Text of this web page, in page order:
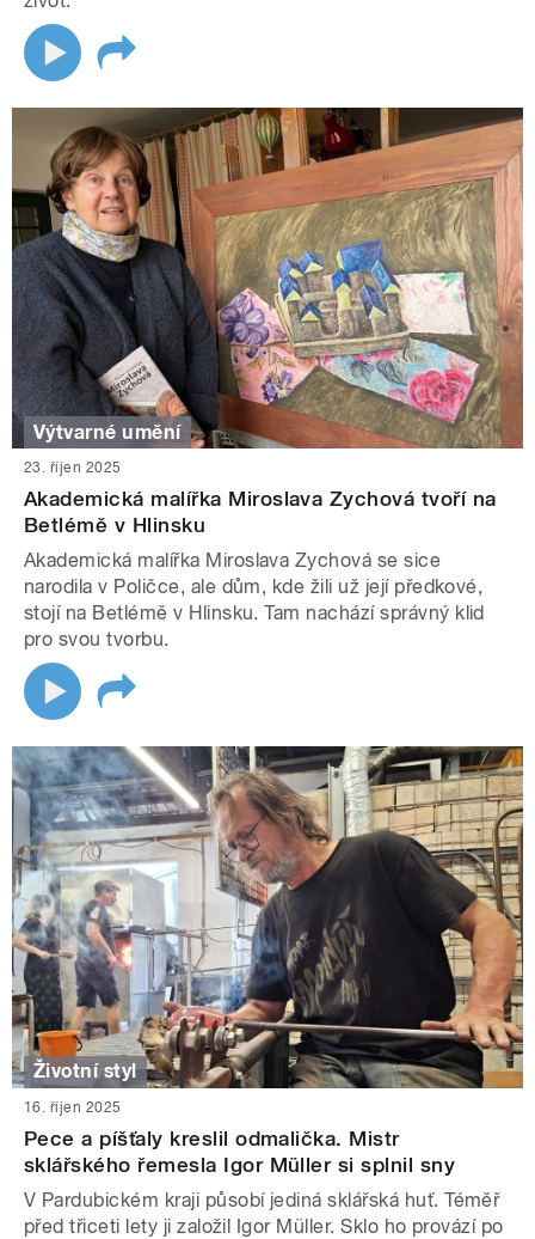
Výtvarné umění
23. říjen 2025
Akademická malířka Miroslava Zychová tvoří na
Betlémě v Hlinsku
Akademická malířka Miroslava Zychová se sice
narodila v Poličce, ale dům, kde žili už její předkové,
stojí na Betlémě v Hlinsku. Tam nachází správný klid
pro svou tvorbu.
Životní styl
16. říjen 2025
Pece a píšťaly kreslil odmalička. Mistr
sklářského řemesla Igor Müller si splnil sny
V Pardubickém kraji působí jediná sklářská huť. Téměř
před třiceti lety ji založil Igor Müller. Sklo ho provází po